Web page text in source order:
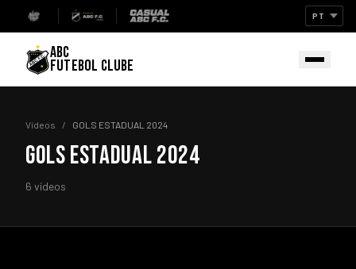
ABC
FUTEBOL CLUBE
Vídeos / GOLS ESTADUAL 2024
GOLS ESTADUAL 2024
6 vídeos